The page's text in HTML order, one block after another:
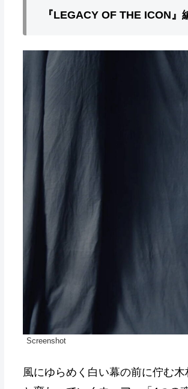
『LEGACY OF THE ICON』
Screenshot
風にゆらめく白い幕の前に佇む